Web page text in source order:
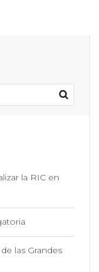
la RIC en
las Grandes